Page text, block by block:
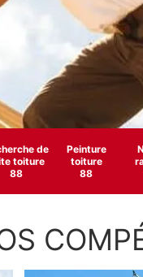
de
toiture
88
Peinture
toiture
88